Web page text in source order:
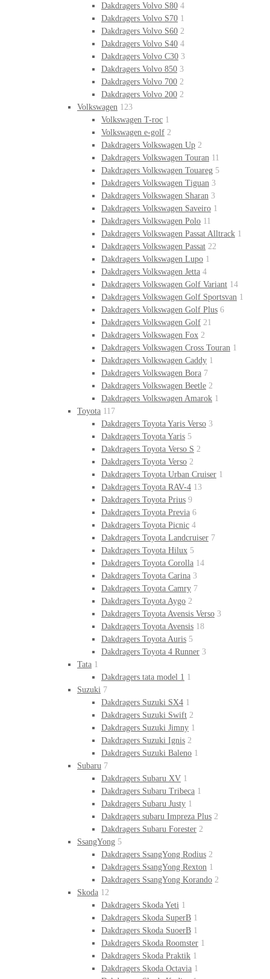
Dakdragers Volvo S80 4
Dakdragers Volvo S70 1
Dakdragers Volvo S60 2
Dakdragers Volvo S40 4
Dakdragers Volvo C30 3
Dakdragers Volvo 850 3
Dakdragers Volvo 700 2
Dakdragers Volvo 200 2
Volkswagen 123
Volkswagen T-roc 1
Volkswagen e-golf 2
Dakdragers Volkswagen Up 2
Dakdragers Volkswagen Touran 11
Dakdragers Volkswagen Touareg 5
Dakdragers Volkswagen Tiguan 3
Dakdragers Volkswagen Sharan 3
Dakdragers Volkswagen Saveiro 1
Dakdragers Volkswagen Polo 11
Dakdragers Volkswagen Passat Alltrack 1
Dakdragers Volkswagen Passat 22
Dakdragers Volkswagen Lupo 1
Dakdragers Volkswagen Jetta 4
Dakdragers Volkswagen Golf Variant 14
Dakdragers Volkswagen Golf Sportsvan 1
Dakdragers Volkswagen Golf Plus 6
Dakdragers Volkswagen Golf 21
Dakdragers Volkswagen Fox 2
Dakdragers Volkswagen Cross Touran 1
Dakdragers Volkswagen Caddy 1
Dakdragers Volkswagen Bora 7
Dakdragers Volkswagen Beetle 2
Dakdragers Volkswagen Amarok 1
Toyota 117
Dakdragers Toyota Yaris Verso 3
Dakdragers Toyota Yaris 5
Dakdragers Toyota Verso S 2
Dakdragers Toyota Verso 2
Dakdragers Toyota Urban Cruiser 1
Dakdragers Toyota RAV-4 13
Dakdragers Toyota Prius 9
Dakdragers Toyota Previa 6
Dakdragers Toyota Picnic 4
Dakdragers Toyota Landcruiser 7
Dakdragers Toyota Hilux 5
Dakdragers Toyota Corolla 14
Dakdragers Toyota Carina 3
Dakdragers Toyota Camry 7
Dakdragers Toyota Aygo 2
Dakdragers Toyota Avensis Verso 3
Dakdragers Toyota Avensis 18
Dakdragers Toyota Auris 5
Dakdragers Toyota 4 Runner 3
Tata 1
Dakdragers tata model 1 1
Suzuki 7
Dakdragers Suzuki SX4 1
Dakdragers Suzuki Swift 2
Dakdragers Suzuki Jimny 1
Dakdragers Suzuki Ignis 2
Dakdragers Suzuki Baleno 1
Subaru 7
Dakdragers Subaru XV 1
Dakdragers Subaru Tribeca 1
Dakdragers Subaru Justy 1
Dakdragers subaru Impreza Plus 2
Dakdragers Subaru Forester 2
SsangYong 5
Dakdragers SsangYong Rodius 2
Dakdragers SsangYong Rexton 1
Dakdragers SsangYong Korando 2
Skoda 12
Dakdragers Skoda Yeti 1
Dakdragers Skoda SuperB 1
Dakdragers Skoda SuoerB 1
Dakdragers Skoda Roomster 1
Dakdragers Skoda Praktik 1
Dakdragers Skoda Octavia 1